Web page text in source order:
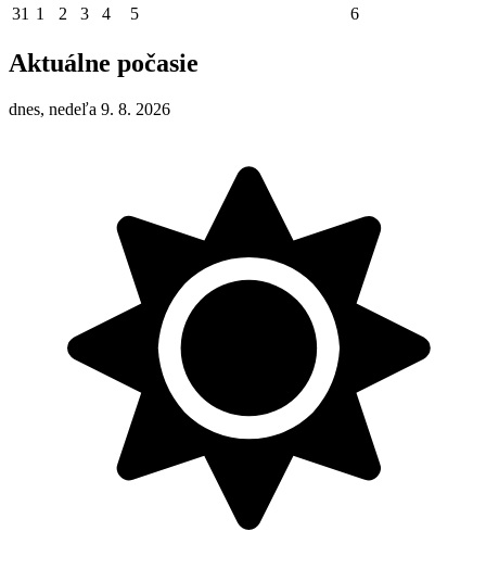
31 1 2 3 4 5 6
Aktuálne počasie
dnes, nedeľa 9. 8. 2026